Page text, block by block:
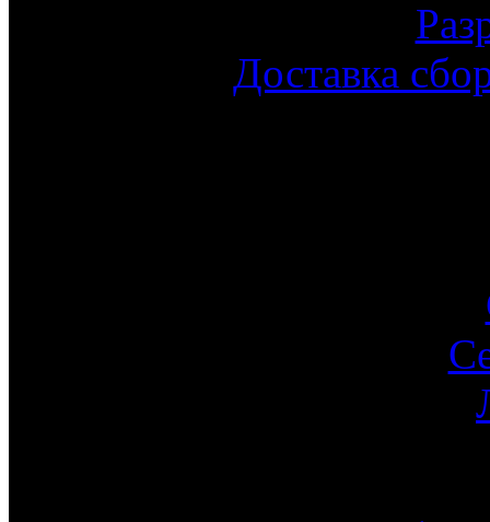
Доставка